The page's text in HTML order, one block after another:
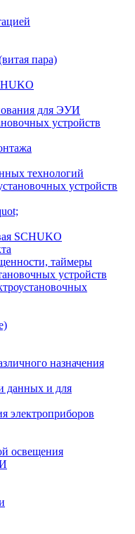
пара)
для ЭУИ
устройств
технологий
устройств
SCHUKO
таймеры
устройств
назначения
данных и для
электроприборов
освещения